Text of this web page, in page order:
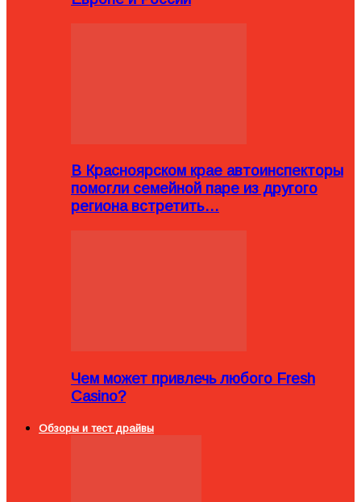
В Красноярском крае автоинспекторы
помогли семейной паре из другого
региона встретить…
Чем может привлечь любого Fresh
Casino?
Обзоры и тест драйвы